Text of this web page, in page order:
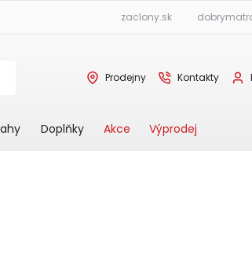
zaclony.sk
Prodejny Kontakty
Doplňky Akce Výprodej